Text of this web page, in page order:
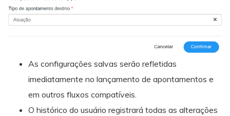
As configurações salvas serão refletidas
imediatamente no lançamento de apontamentos e
em outros fluxos compatíveis.
O histórico do usuário registrará todas as alterações